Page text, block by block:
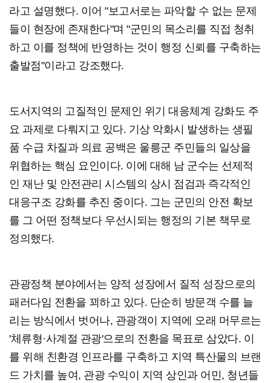
라고 설명했다. 이어 "보고서로는 파악할 수 없는 문제
들이 현장에 존재한다"며 "군민의 목소리를 직접 청취
하고 이를 정책에 반영하는 것이 행정 신뢰를 구축하는
출발점"이라고 강조했다.
도서지역의 고질적인 문제인 위기 대응체계 강화도 주
요 과제로 다뤄지고 있다. 기상 악화시 발생하는 생필
품 수급 차질과 의료 공백은 울릉군 주민들의 일상을
위협하는 핵심 요인이다. 이에 대해 남 군수는 선제적
인 재난 및 안전관리 시스템의 상시 점검과 즉각적인
대응구조 강화를 추진 중이다. 그는 군민의 안전 확보
를 그 어떤 정책보다 우선시되는 행정의 기본 책무로
정의했다.
관광정책 분야에서는 양적 성장에서 질적 성장으로의
패러다임 전환을 꾀하고 있다. 단순히 방문객 수를 늘
리는 방식에서 벗어나, 관광객이 지역에 오래 머무르는
'체류형·사계절 관광'으로의 전환을 목표로 삼았다. 이
를 위해 친환경 인프라를 구축하고 지역 특산물의 브랜
드 가치를 높여, 관광 수익이 지역 상인과 어민, 청년들